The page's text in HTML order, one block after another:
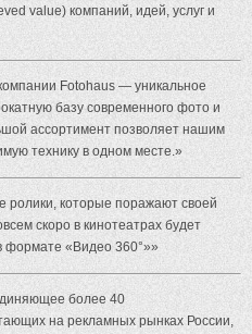
value) компаний, идей, услуг и
Fotohaus — уникальное
базу современного фото и
ассортимент позволяет нашим
технику в одном месте.»
ролики, которые поражают своей
скоро в кинотеатрах будет
«Видео 360°»»
более 40
на рекламных рынках России,